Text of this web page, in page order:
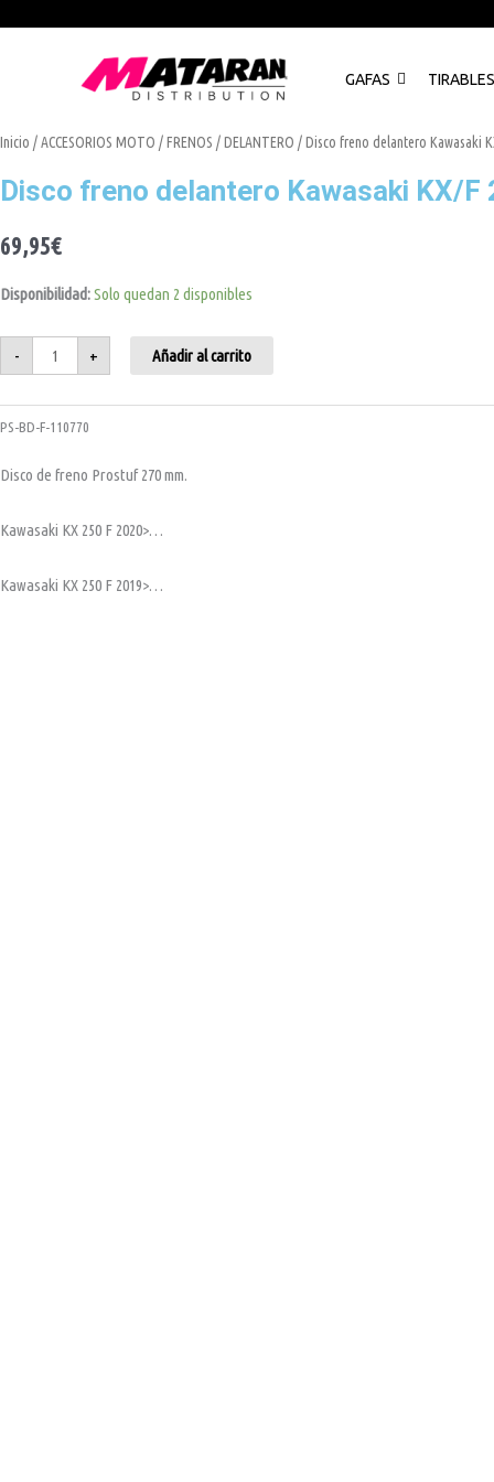
GAFAS TIRABLES
Inicio /ACCESORIOS MOTO /FRENOS /DELANTERO / Disco freno delantero Kawasaki
Disco freno delantero Kawasaki KX/F
69,95€
Disponibilidad:Solo quedan 2 disponibles
-
Disco
freno
Kawasaki
KX/F
mm
cantidad
+ Añadir al carrito
PS-BD-F-110770
Disco de freno Prostuf 270 mm.
Kawasaki KX 250 F 2020>…
Kawasaki KX 250 F 2019>…